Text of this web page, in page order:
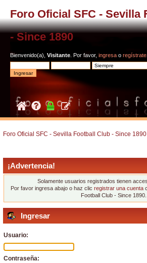
Foro Oficial SFC - Sevilla
- Since 1890
Bienvenido(a), Visitante . Por favor, ingresa o regístrate
Foro Oficial SFC - Sevilla Football Club - Since 1890
¡Advertencia!
Solamente usuarios registrados tienen
Por favor ingresa abajo o haz clic registrar una cuenta
Football Club - Since 1890.
Ingresar
Usuario:
Contraseña: